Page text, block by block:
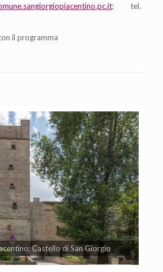
; tel.
il programma
Castello di San Giorgio